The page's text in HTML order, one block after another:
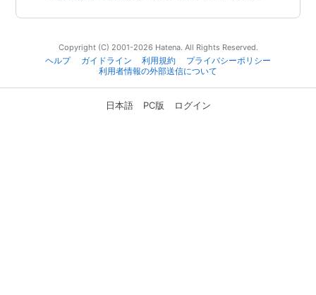
Copyright (C) 2001-2026 Hatena. All Rights Reserved.
ヘルプ
ガイドライン 利用規約
プライバシーポリシー
利用者情報の外部送信について
日本語 PC版 ログイン